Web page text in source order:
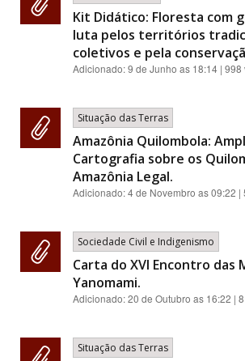
Kit Didático: Floresta com
luta pelos territórios
coletivos e pela
Adicionado:9 de Junho as 18:14 |
Situação das Terras
Amazônia Quilombola:
Cartografia sobre os
Amazônia Legal.
Adicionado:4 de Novembro as 09:22 |
Sociedade Civil e Indigenismo
Carta do XVI Encontro das
Yanomami.
Adicionado:20 de Outubro as 16:22 |
Situação das Terras